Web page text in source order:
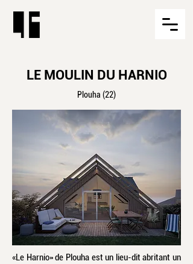
LE MOULIN DU HARNIO
Plouha (22)
«Le Harnio» de Plouha est un lieu-dit abritant un